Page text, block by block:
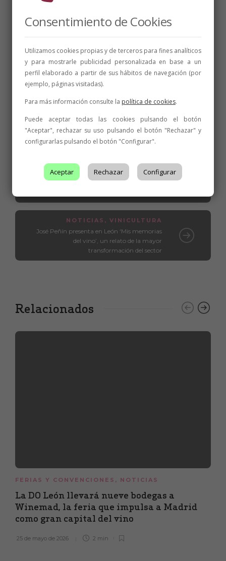
NOTICIAS,PREMIOS
Los vinos de la DO León cosechan otras
diecinueve medallas en tres grandes
NOTICIAS , VINICULTURA
José Peñín presenta en León ‘Mis memorias
del vino’, un relato de la mayor
transformación del sector
Relacionados
FERIAS Y CONVENCIONES , NOTICIAS
La DO León llevará nueve bodegas a
Winemad, la feria que impulsa a Madrid
como gran capital del vino
25 de mayo de 2026 2 min
Consentimiento de Cookies
Utilizamos cookies propias y de terceros para fines analíticos
y para mostrarle publicidad personalizada en base a un
perfil elaborado a partir de sus hábitos de navegación (por
ejemplo, páginas visitadas).
Para más información consulte la política de cookies.
Puede aceptar todas las cookies pulsando el botón
"Aceptar", rechazar su uso pulsando el botón "Rechazar" y
configurarlas pulsando el botón "Configurar".
Aceptar Rechazar Configurar